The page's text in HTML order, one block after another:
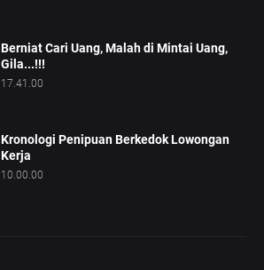
Berniat Cari Uang, Malah di Mintai Uang,
Gila...!!!
17.41.00
Kronologi Penipuan Berkedok Lowongan
Kerja
10.00.00